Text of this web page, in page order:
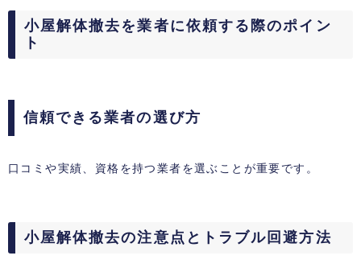
小屋解体撤去を業者に依頼する際のポイン
ト
信頼できる業者の選び方
口コミや実績、資格を持つ業者を選ぶことが重要です。
小屋解体撤去の注意点とトラブル回避方法